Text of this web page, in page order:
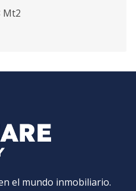
Mt2
el mundo inmobiliario.